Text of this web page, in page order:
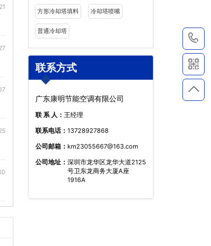
方形冷却塔填料 冷却塔喷嘴
普通冷却塔
联系方式
广东康明节能空调有限公司
联 系 人： 王经理
联系电话： 13728927868
公司邮箱： km23055667@163.com
公司地址： 深圳市龙华区龙华大道2125
号卫东龙商务大厦A座
1916A